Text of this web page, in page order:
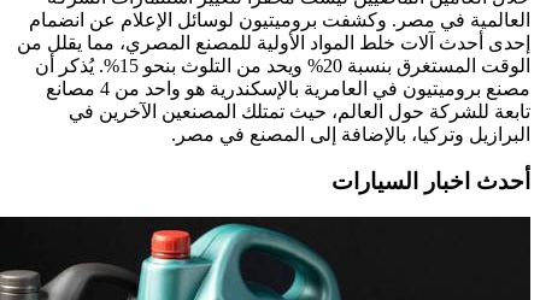
العالمية في مصر. وكشفت بروميتيون لوسائل الإعلام عن انضمام
إحدى أحدث آلات خلط المواد الأولية للمصنع المصري، مما يقلل من
الوقت المستغرق بنسبة 20% ويحد من التلوث بنحو 15%. يُذكر أن
مصنع بروميتيون في العامرية بالإسكندرية هو واحد من 4 مصانع
تابعة للشركة حول العالم، حيث تمتلك المصنعين الآخرين في
البرازيل وتركيا، بالإضافة إلى المصنع في مصر.
أحدث اخبار السيارات